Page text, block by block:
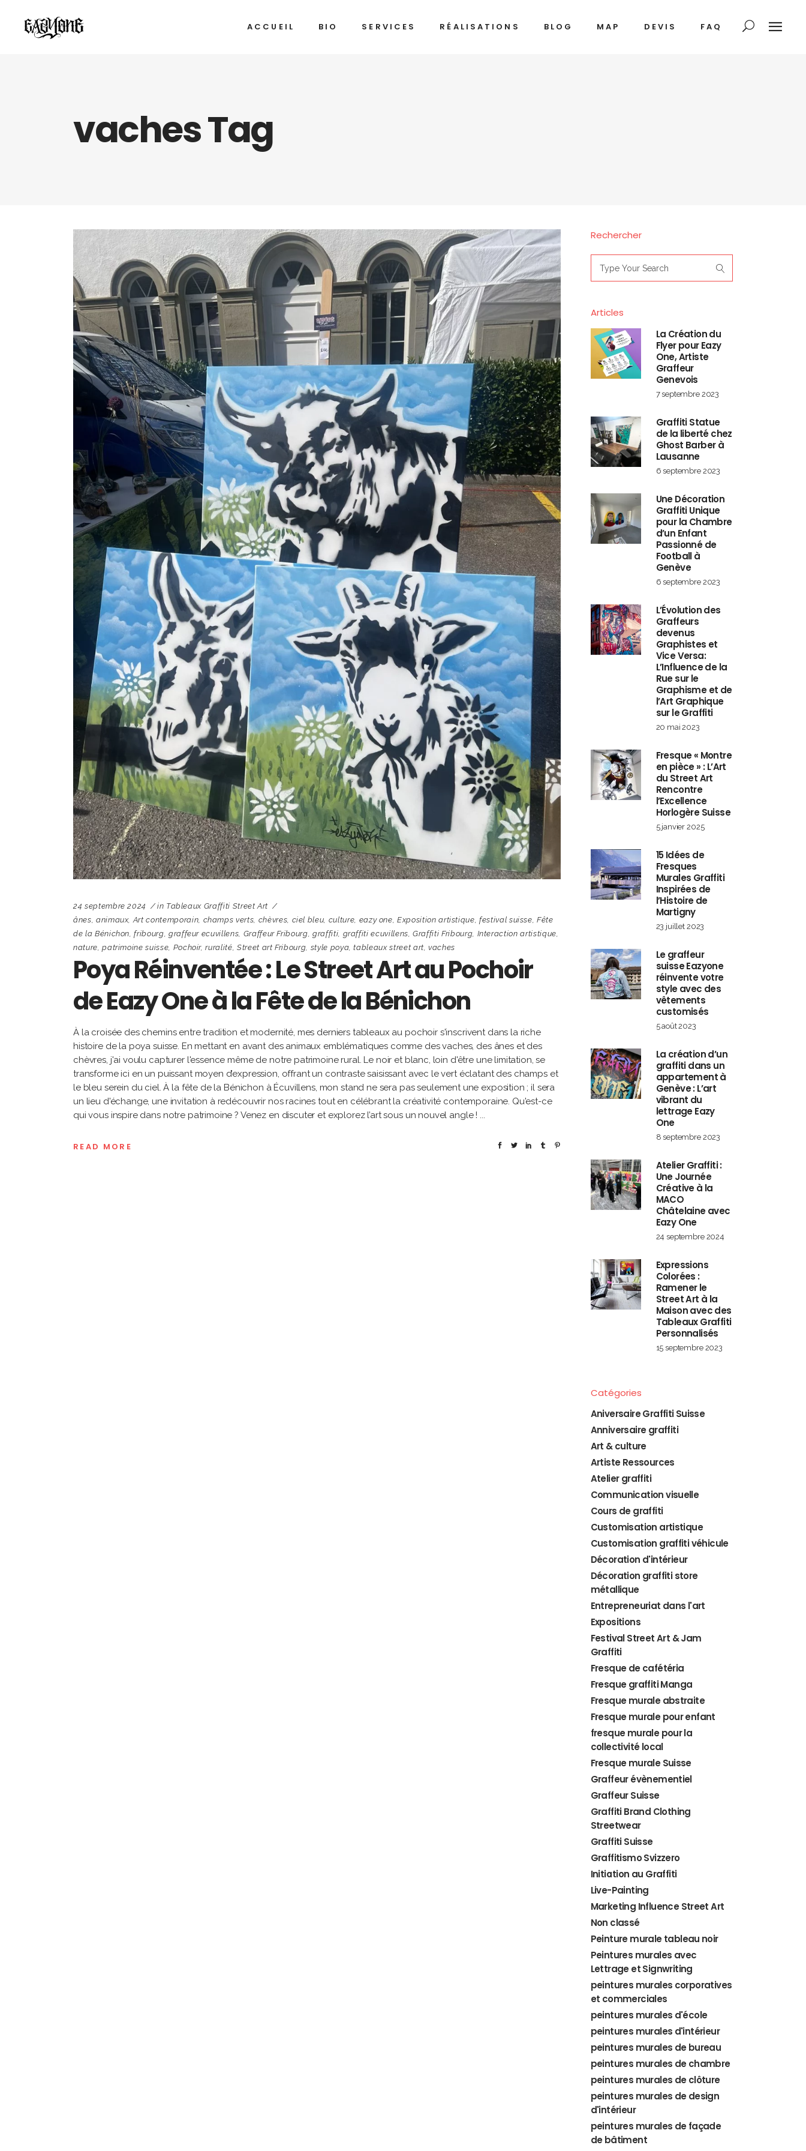
ACCUEIL BIO SERVICES RÉALISATIONS BLOG MAP DEVIS FAQ
vaches Tag
24 septembre 2024 in Tableaux Graffiti Street Art
ânes, animaux,Art contemporain, champs verts, chèvres, ciel bleu, culture, eazy one,Exposition artistique,festival suisse,Fête
de la Bénichon,fribourg, graffeur ecuvillens, Graffeur Fribourg, graffiti, graffiti ecuvillens,Graffiti Fribourg, Interaction artistique,
nature,patrimoine suisse, Pochoir,ruralité, Street art Fribourg, style poya,tableaux street art,vaches
Poya Réinventée : Le Street Art au Pochoir
de Eazy One à la Fête de la Bénichon
À la croisée des chemins entre tradition et modernité, mes derniers tableaux au pochoir s'inscrivent dans la riche
histoire de la poya suisse. En mettant en avant des animaux emblématiques comme des vaches, des ânes et des
chèvres, j'ai voulu capturer l'essence même de notre patrimoine rural. Le noir et blanc, loin d'être une limitation, se
transforme ici en un puissant moyen d’expression, offrant un contraste saisissant avec le vert éclatant des champs et
le bleu serein du ciel. À la fête de la Bénichon à Écuvillens, mon stand ne sera pas seulement une exposition ; il sera
un lieu d'échange, une invitation à redécouvrir nos racines tout en célébrant la créativité contemporaine. Qu'est-ce
qui vous inspire dans notre patrimoine ? Venez en discuter et explorez l’art sous un nouvel angle !
READ MORE
Rechercher
for:
Articles
La Création du
Flyer pour Eazy
One, Artiste
Graffeur
Genevois
7 septembre 2023
Graffiti Statue
de la liberté chez
Ghost Barber à
Lausanne
6 septembre 2023
Une Décoration
Graffiti Unique
pour la Chambre
d’un Enfant
Passionné de
Football à
Genève
6 septembre 2023
L’Évolution des
Graffeurs
devenus
Graphistes et
Vice Versa:
L’Influence de la
Rue sur le
Graphisme et de
l’Art Graphique
sur le Graffiti
20 mai 2023
Fresque « Montre
en pièce » : L’Art
du Street Art
Rencontre
l’Excellence
Horlogère Suisse
5 janvier 2025
15 Idées de
Fresques
Murales Graffiti
Inspirées de
l’Histoire de
Martigny
23 juillet 2023
Le graffeur
suisse Eazyone
réinvente votre
style avec des
vêtements
customisés
5 août 2023
La création d’un
graffiti dans un
appartement à
Genève : L’art
vibrant du
lettrage Eazy
One
8 septembre 2023
Atelier Graffiti :
Une Journée
Créative à la
MACO
Châtelaine avec
Eazy One
24 septembre 2024
Expressions
Colorées :
Ramener le
Street Art à la
Maison avec des
Tableaux Graffiti
Personnalisés
15 septembre 2023
Catégories
Aniversaire Graffiti Suisse
Anniversaire graffiti
Art & culture
Artiste Ressources
Atelier graffiti
Communication visuelle
Cours de graffiti
Customisation artistique
Customisation graffiti véhicule
Décoration d'intérieur
Décoration graffiti store
métallique
Entrepreneuriat dans l'art
Expositions
Festival Street Art & Jam
Graffiti
Fresque de cafétéria
Fresque graffiti Manga
Fresque murale abstraite
Fresque murale pour enfant
fresque murale pour la
collectivité local
Fresque murale Suisse
Graffeur évènementiel
Graffeur Suisse
Graffiti Brand Clothing
Streetwear
Graffiti Suisse
Graffitismo Svizzero
Initiation au Graffiti
Live-Painting
Marketing Influence Street Art
Non classé
Peinture murale tableau noir
Peintures murales avec
Lettrage et Signwriting
peintures murales corporatives
et commerciales
peintures murales d'école
peintures murales d'intérieur
peintures murales de bureau
peintures murales de chambre
peintures murales de clôture
peintures murales de design
d'intérieur
peintures murales de façade
de bâtiment